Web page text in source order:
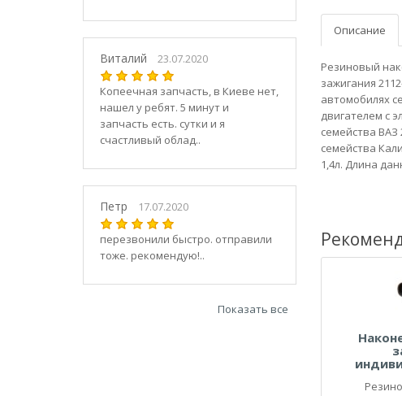
21040
21044
21047
2107
21070
21073
Виталий 23.07.2020
Копеечная запчасть, в Киеве нет,
нашел у ребят. 5 минут и
запчасть есть. сутки и я
счастливый облад..
Петр 17.07.2020
перезвонили быстро. отправили
тоже. рекомендую!..
Показать все
Описание
Резиновый
зажигания
автомобилях
двигателем с
семейства ВАЗ
семейства
1,4л. Длина